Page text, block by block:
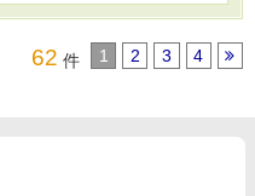
62 件 1 2 3 4